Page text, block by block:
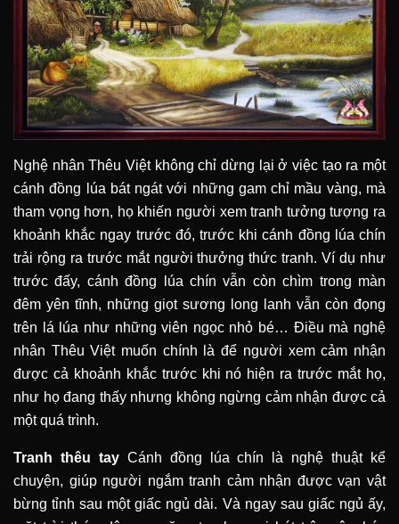
Nghệ nhân Thêu Việt không chỉ dừng lại ở việc tạo ra một
cánh đồng lúa bát ngát với những gam chỉ mầu vàng, mà
tham vọng hơn, họ khiến người xem tranh tưởng tượng ra
khoảnh khắc ngay trước đó, trước khi cánh đồng lúa chín
trải rộng ra trước mắt người thưởng thức tranh. Ví dụ như
trước đấy, cánh đồng lúa chín vẫn còn chìm trong màn
đêm yên tĩnh, những giọt sương long lanh vẫn còn đọng
trên lá lúa như những viên ngọc nhỏ bé… Điều mà nghệ
nhân Thêu Việt muốn chính là để người xem cảm nhận
được cả khoảnh khắc trước khi nó hiện ra trước mắt họ,
như họ đang thấy nhưng không ngừng cảm nhận được cả
một quá trình.
Tranh thêu tayCánh đồng lúa chín là nghệ thuật kể
chuyện, giúp người ngắm tranh cảm nhận được vạn vật
bừng tỉnh sau một giấc ngủ dài. Và ngay sau giấc ngủ ấy,